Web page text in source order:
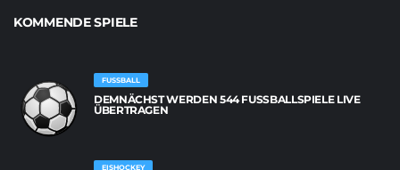
KOMMENDE SPIELE
FUSSBALL
DEMNÄCHST WERDEN 544 FUSSBALLSPIELE LIVE Ü
BERTRAGEN
EISHOCKEY